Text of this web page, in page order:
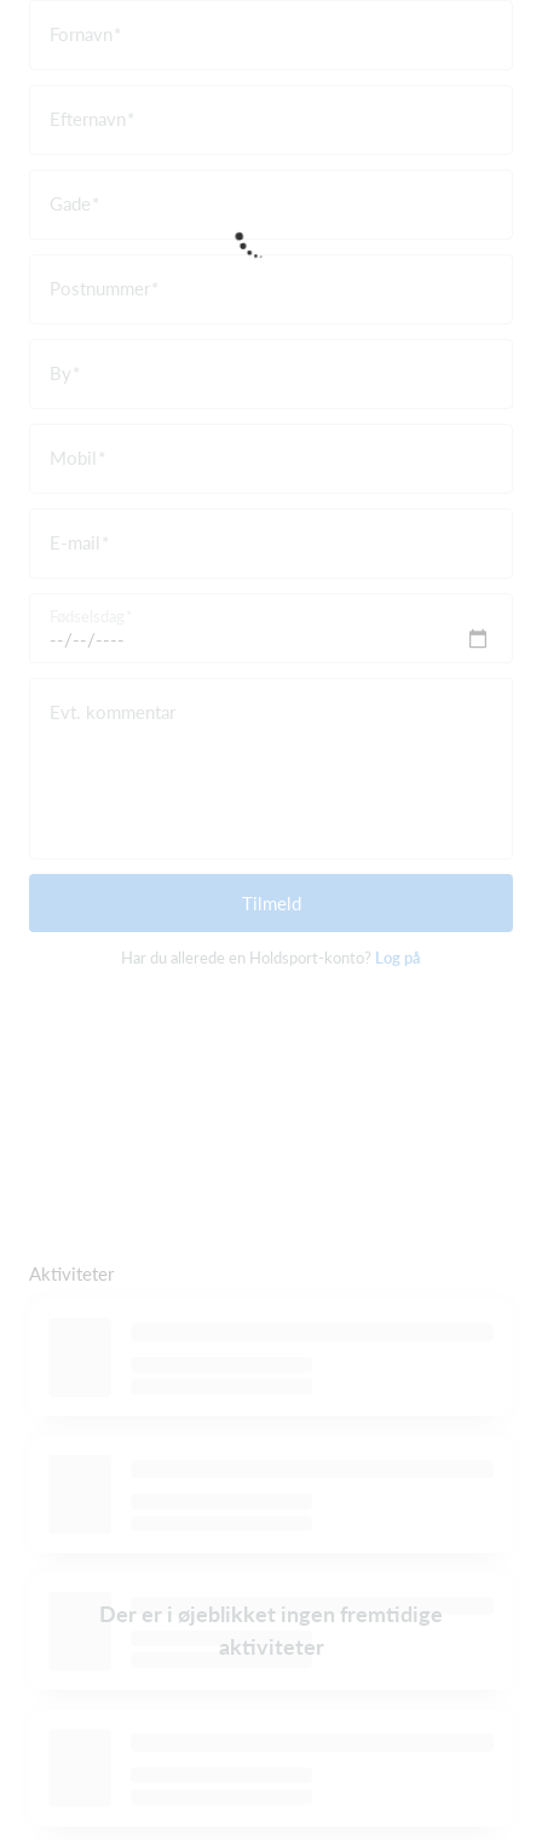
Fornavn
Efternavn
Gade
Postnummer
By
Mobil
E-mail
Evt. kommentar
Tilmeld
Har du allerede en Holdsport-konto? Log på
Aktiviteter
Der er i øjeblikket ingen fremtidige
aktiviteter